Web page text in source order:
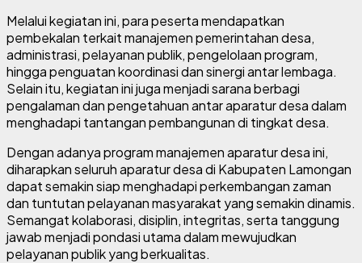
Melalui kegiatan ini, para peserta mendapatkan
pembekalan terkait manajemen pemerintahan desa,
administrasi, pelayanan publik, pengelolaan program,
hingga penguatan koordinasi dan sinergi antar lembaga.
Selain itu, kegiatan ini juga menjadi sarana berbagi
pengalaman dan pengetahuan antar aparatur desa dalam
menghadapi tantangan pembangunan di tingkat desa.
Dengan adanya program manajemen aparatur desa ini,
diharapkan seluruh aparatur desa di Kabupaten Lamongan
dapat semakin siap menghadapi perkembangan zaman
dan tuntutan pelayanan masyarakat yang semakin dinamis.
Semangat kolaborasi, disiplin, integritas, serta tanggung
jawab menjadi pondasi utama dalam mewujudkan
pelayanan publik yang berkualitas.